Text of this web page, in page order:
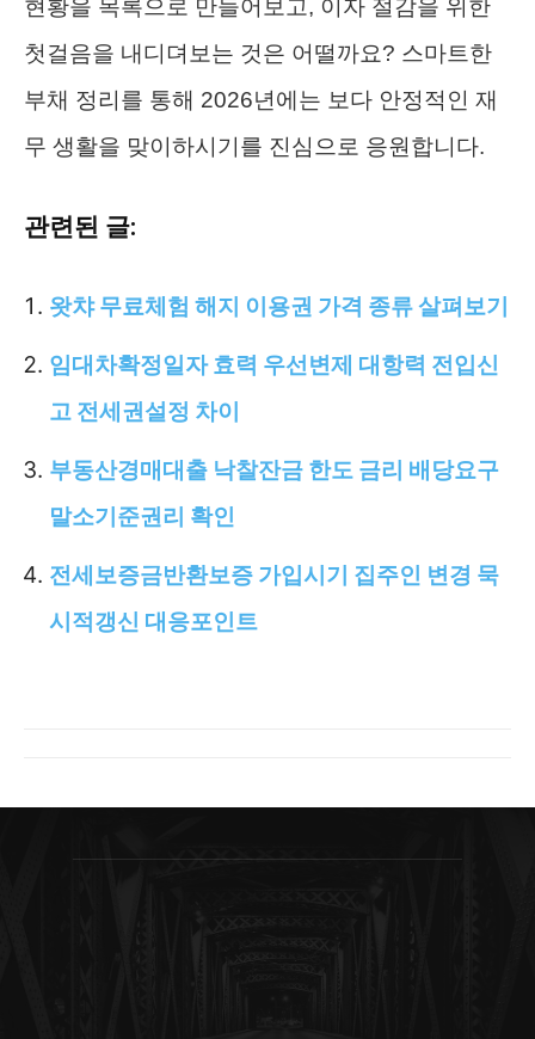
현황을 목록으로 만들어보고, 이자 절감을 위한
첫걸음을 내디뎌보는 것은 어떨까요? 스마트한
부채 정리를 통해 2026년에는 보다 안정적인 재
무 생활을 맞이하시기를 진심으로 응원합니다.
관련된 글:
왓챠 무료체험 해지 이용권 가격 종류 살펴보기
임대차확정일자 효력 우선변제 대항력 전입신
고 전세권설정 차이
부동산경매대출 낙찰잔금 한도 금리 배당요구
말소기준권리 확인
전세보증금반환보증 가입시기 집주인 변경 묵
시적갱신 대응포인트